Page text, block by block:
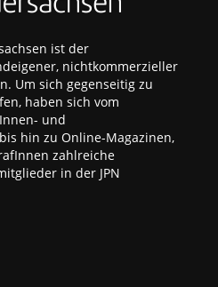
ist der
nichtkommerzieller
Um sich gegenseitig zu
haben sich vom
und
hin zu Online-Magazinen,
zahlreiche
in der JPN